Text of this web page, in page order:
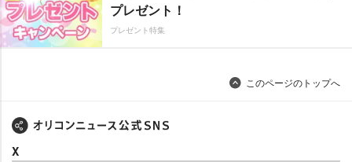
プレゼント！
プレゼント特集
このページのトップへ
X